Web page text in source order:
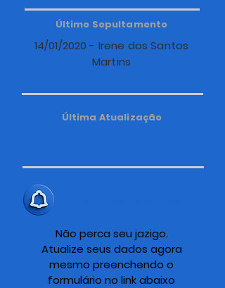
Último Sepultamento
14/01/2020 - Irene dos Santos
Martins
Última Atualização
Não perca seu jazigo.
Atualize seus dados agora
mesmo preenchendo o
formulário no link abaixo